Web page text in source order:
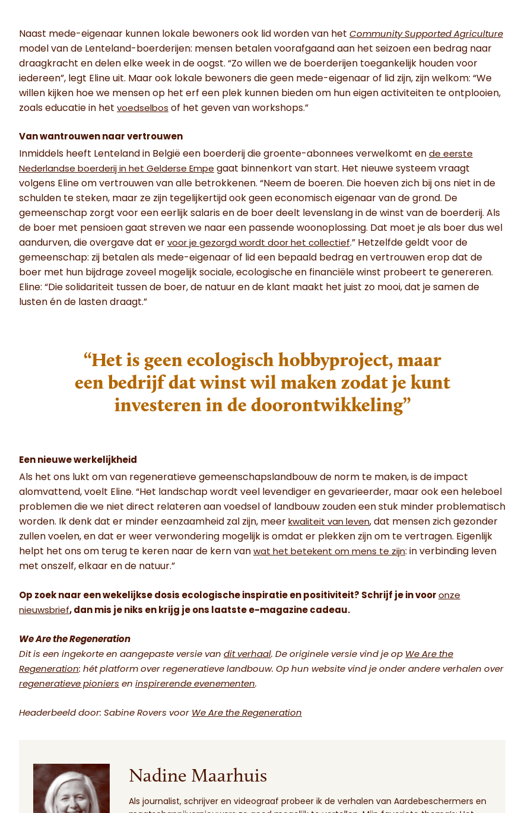
Naast mede-eigenaar kunnen lokale bewoners ook lid worden van het Community Supported Agriculture
model van de Lenteland-boerderijen: mensen betalen voorafgaand aan het seizoen een bedrag naar
draagkracht en delen elke week in de oogst. “Zo willen we de boerderijen toegankelijk houden voor
iedereen”, legt Eline uit. Maar ook lokale bewoners die geen mede-eigenaar of lid zijn, zijn welkom: “We
willen kijken hoe we mensen op het erf een plek kunnen bieden om hun eigen activiteiten te ontplooien,
zoals educatie in het voedselbos of het geven van workshops.”
Van wantrouwen naar vertrouwen
Inmiddels heeft Lenteland in België een boerderij die groente-abonnees verwelkomt en de eerste
Nederlandse boerderij in het Gelderse Empe gaat binnenkort van start. Het nieuwe systeem vraagt
volgens Eline om vertrouwen van alle betrokkenen. “Neem de boeren. Die hoeven zich bij ons niet in de
schulden te steken, maar ze zijn tegelijkertijd ook geen economisch eigenaar van de grond. De
gemeenschap zorgt voor een eerlijk salaris en de boer deelt levenslang in de winst van de boerderij. Als
de boer met pensioen gaat streven we naar een passende woonoplossing. Dat moet je als boer dus wel
aandurven, die overgave dat er voor je gezorgd wordt door het collectief.” Hetzelfde geldt voor de
gemeenschap: zij betalen als mede-eigenaar of lid een bepaald bedrag en vertrouwen erop dat de
boer met hun bijdrage zoveel mogelijk sociale, ecologische en financiële winst probeert te genereren.
Eline: “Die solidariteit tussen de boer, de natuur en de klant maakt het juist zo mooi, dat je samen de
lusten én de lasten draagt.”
“Het is geen ecologisch hobbyproject, maar
een bedrijf dat winst wil maken zodat je kunt
investeren in de doorontwikkeling”
Een nieuwe werkelijkheid
Als het ons lukt om van regeneratieve gemeenschapslandbouw de norm te maken, is de impact
alomvattend, voelt Eline. “Het landschap wordt veel levendiger en gevarieerder, maar ook een heleboel
problemen die we niet direct relateren aan voedsel of landbouw zouden een stuk minder problematisch
worden. Ik denk dat er minder eenzaamheid zal zijn, meer kwaliteit van leven, dat mensen zich gezonder
zullen voelen, en dat er weer verwondering mogelijk is omdat er plekken zijn om te vertragen. Eigenlijk
helpt het ons om terug te keren naar de kern van wat het betekent om mens te zijn: in verbinding leven
met onszelf, elkaar en de natuur.”
Op zoek naar een wekelijkse dosis ecologische inspiratie en positiviteit? Schrijf je in voor onze
nieuwsbrief, dan mis je niks en krijg je ons laatste e-magazine cadeau.
We Are the Regeneration
Dit is een ingekorte en aangepaste versie van dit verhaal. De originele versie vind je op We Are the
Regeneration: hét platform over regeneratieve landbouw. Op hun website vind je onder andere verhalen over
regeneratieve pioniers en inspirerende evenementen.
Headerbeeld door: Sabine Rovers voor We Are the Regeneration
Nadine Maarhuis
Als journalist, schrijver en videograaf probeer ik de verhalen van Aardebeschermers en